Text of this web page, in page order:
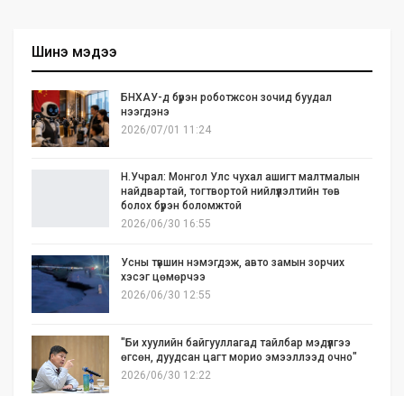
Шинэ мэдээ
БНХАУ-д бүрэн роботжсон зочид буудал
нээгдэнэ
2026/07/01 11:24
Н.Учрал: Монгол Улс чухал ашигт малтмалын
найдвартай, тогтвортой нийлүүлэлтийн төв
болох бүрэн боломжтой
2026/06/30 16:55
Усны түвшин нэмэгдэж, авто замын зорчих
хэсэг цөмөрчээ
2026/06/30 12:55
"Би хуулийн байгууллагад тайлбар мэдүүлгээ
өгсөн, дуудсан цагт морио эмээллээд очно"
2026/06/30 12:22